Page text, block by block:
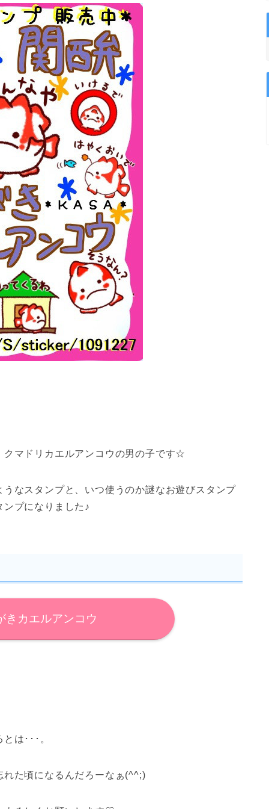
マドリカエルアンコウの男の子です☆
なスタンプと、いつ使うのか謎なお遊びスタンプ
ンプになりました♪
きカエルアンコウ
は･･･。
た頃になるんだろーなぁ(^^;)